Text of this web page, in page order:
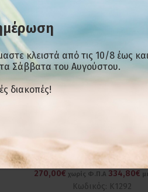
Λαντζάκι επιδαπέδιο
χωρίς Φ.Π.Α
270,00€ χωρίς Φ.Π.Α 334,80€
Κωδικός: Κ1292
κλειστά από τις 10/8 έως και
Σάββατα του Αυγούστου.
διακοπές!